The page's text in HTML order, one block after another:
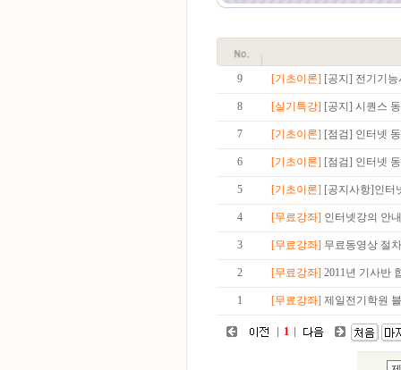
9 [기초이론] [공지] 전기기
8 [실기특강] [공지] 시퀀스
7 [기초이론] [점검] 인터넷
6 [기초이론] [점검] 인터넷
5 [기초이론] [공지사항]인터
4 [무료강좌] 인터넷강의 안내
3 [무료강좌] 무료동영상 절차
2 [무료강좌] 2011년 기사반
1 [무료강좌] 제일전기학원
1